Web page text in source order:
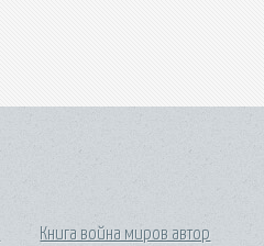
Книга война миров автор